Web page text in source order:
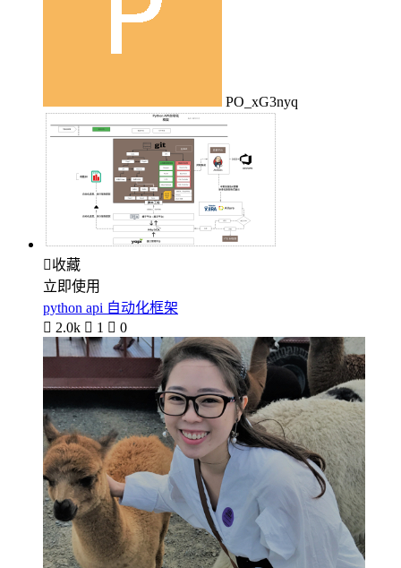
PO_xG3nyq
收藏
立即使用
python api 自动化框架
 2.0k  1  0